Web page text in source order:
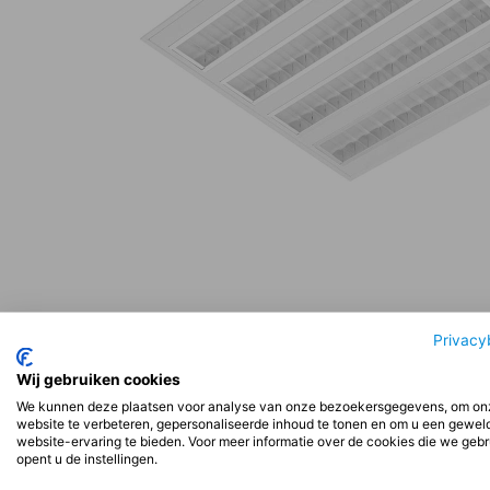
Wij gebruiken cookies
We kunnen deze plaatsen voor analyse van onze bezoekersgegevens, om
website te verbeteren, gepersonaliseerde inhoud te tonen en om u een
website-ervaring te bieden. Voor meer informatie over de cookies die we
opent u de instellingen.
Beschrijving